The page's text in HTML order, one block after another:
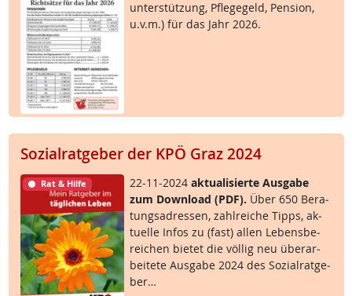
un­ter­stüt­zung, Pf­le­ge­geld, Pen­si­on,
u.v.m.) für das Jahr 2026.
Sozialratgeber der KPÖ Graz 2024
Rat & Hilfe 22-11-2024 ak­tua­li­sier­te Aus­ga­be
zum Down­load (PDF). Über 650 Be­ra­
tungsadres­sen, zahl­rei­che Tipps, ak­
tu­el­le In­fos zu (fast) al­len Le­bens­be­
rei­chen bie­tet die völ­lig neu über­ar­
bei­te­te Aus­ga­be 2024 des So­zial­rat­ge­
ber…